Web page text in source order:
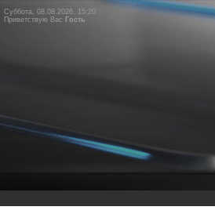
Суббота, 08.08.2026, 15:20
Приветствую Вас Гость